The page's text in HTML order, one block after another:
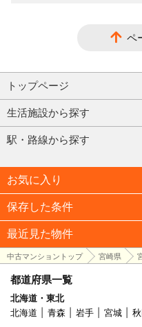
ペ
トップページ
生活施設から探す
駅・路線から探す
お気に入り
保存した条件
最近見た物件
中古マンショントップ 宮崎県
都道府県一覧
北海道・東北
北海道
青森 岩手 宮城